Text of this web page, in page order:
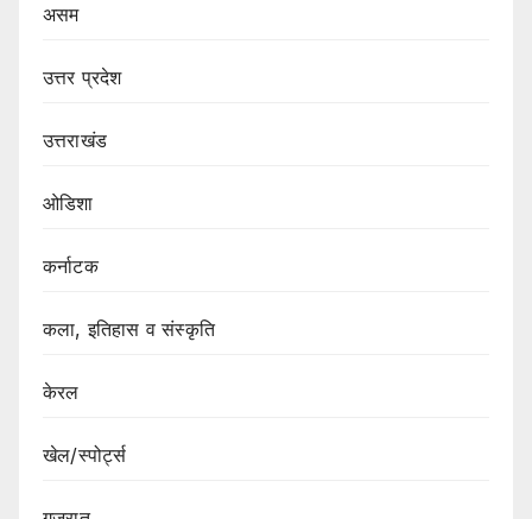
असम
उत्तर प्रदेश
उत्तराखंड
ओडिशा
कर्नाटक
कला, इतिहास व संस्कृति
केरल
खेल/स्पोर्ट्स